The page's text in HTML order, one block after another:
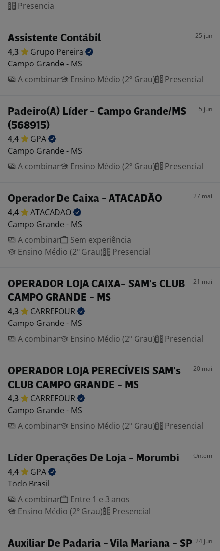
Presencial
Assistente Contábil 25 jun
4,3 Grupo Pereira
Campo Grande - MS
A combinar
Ensino Médio (2º Grau) Presencial
Padeiro(A) Líder - Campo Grande/MS
(568915)
5 jun
4,4
GPA
Campo Grande - MS
A combinar
Ensino Médio (2º Grau) Presencial
Operador De Caixa - ATACADÃO 27 mai
4,4
ATACADAO
Campo Grande - MS
A combinar
Sem experiência
Ensino Médio (2º Grau)
Presencial
OPERADOR LOJA CAIXA- SAM's CLUB
CAMPO GRANDE - MS
21 mai
4,3
CARREFOUR
Campo Grande - MS
A combinar
Ensino Médio (2º Grau) Presencial
OPERADOR LOJA PERECÍVEIS SAM's
CLUB CAMPO GRANDE - MS
20 mai
4,3
CARREFOUR
Campo Grande - MS
A combinar
Ensino Médio (2º Grau) Presencial
Líder Operações De Loja - Morumbi Ontem
4,4
GPA
Todo Brasil
A combinar
Entre 1 e 3 anos
Ensino Médio (2º Grau)
Presencial
Auxiliar De Padaria - Vila Mariana - SP 24 jun